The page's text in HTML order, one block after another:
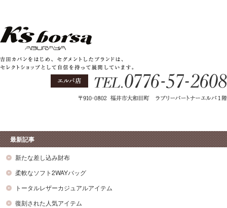
最新記事
新たな差し込み財布
柔軟なソフト2WAYバッグ
トータルレザーカジュアルアイテム
復刻された人気アイテム